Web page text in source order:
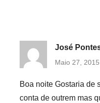
José
Maio 27,
Boa noite Gostaria de
conta de outrem mas